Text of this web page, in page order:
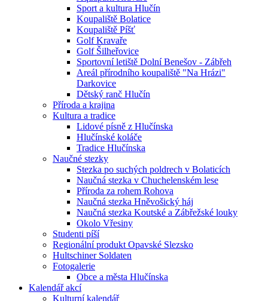
Sport a kultura Hlučín
Koupaliště Bolatice
Koupaliště Píšť
Golf Kravaře
Golf Šilheřovice
Sportovní letiště Dolní Benešov - Zábřeh
Areál přírodního koupaliště "Na Hrázi"
Darkovice
Dětský ranč Hlučín
Příroda a krajina
Kultura a tradice
Lidové písně z Hlučínska
Hlučínské koláče
Tradice Hlučínska
Naučné stezky
Stezka po suchých poldrech v Bolaticích
Naučná stezka v Chuchelenském lese
Příroda za rohem Rohova
Naučná stezka Hněvošický háj
Naučná stezka Koutské a Zábřežské louky
Okolo Vřesiny
Studenti píší
Regionální produkt Opavské Slezsko
Hultschiner Soldaten
Fotogalerie
Obce a města Hlučínska
Kalendář akcí
Kulturní kalendář